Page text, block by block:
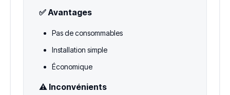
✅ Avantages
Pas de consommables
Installation simple
Économique
⚠️ Inconvénients